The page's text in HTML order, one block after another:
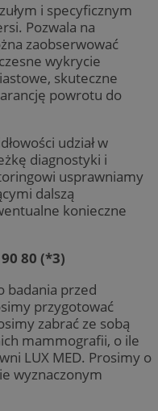
i specyficznym
Pozwala na
zaobserwować
wykrycie
skuteczne
powrotu do
udział w
diagnostyki i
usprawniamy
dalszą
konieczne
80 (*3)
badania przed
przygotować
zabrać ze sobą
mammografii, o ile
LUX MED. Prosimy o
wyznaczonym